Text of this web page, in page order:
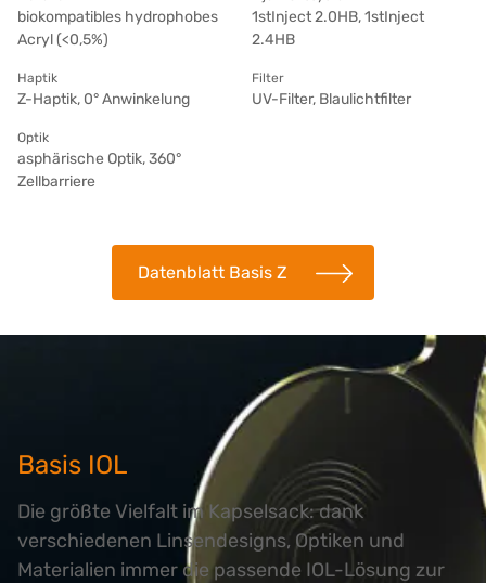
biokompatibles hydrophobes
Acryl (<0,5%)
1stInject 2.0HB, 1stInject
2.4HB
Haptik
Z-Haptik, 0° Anwinkelung
Filter
UV-Filter, Blaulichtfilter
Optik
asphärische Optik, 360°
Zellbarriere
Datenblatt Basis Z
Basis IOL
Die größte Vielfalt im Kapselsack: dank
verschiedenen Linsendesigns, Optiken und
Materialien immer die passende IOL-Lösung zur